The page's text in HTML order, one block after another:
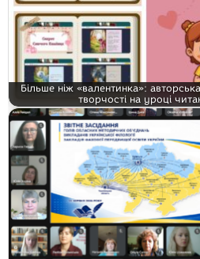
Більше ніж «валентинка»:
творчості на уроці